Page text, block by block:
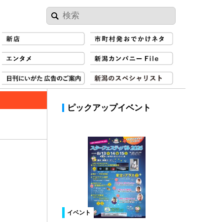
ピックアップイベント
イベント